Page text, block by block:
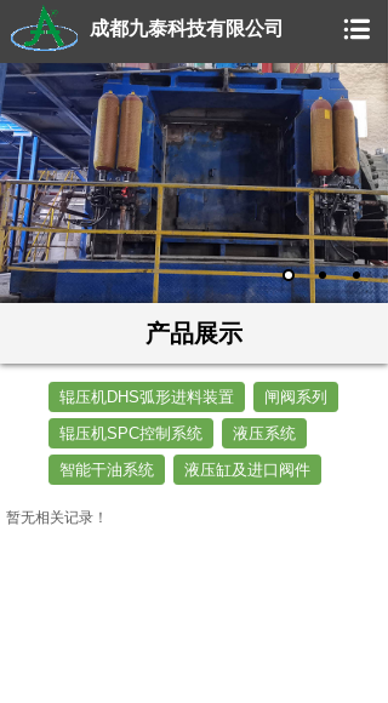
产品展示
辊压机DHS弧形进料装置
闸阀系列
辊压机SPC控制系统
液压系统
智能干油系统
液压缸及进口阀件
暂无相关记录！
成都九泰科技有限公司